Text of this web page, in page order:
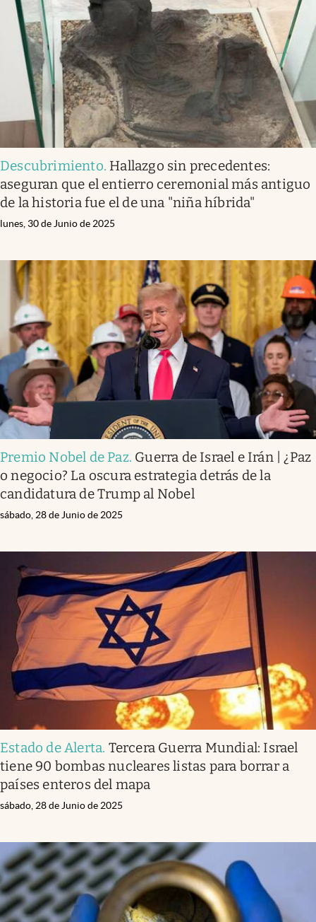
Descubrimiento. Hallazgo sin precedentes:
aseguran que el entierro ceremonial más antiguo
de la historia fue el de una "niña híbrida"
lunes, 30 de Junio de 2025
Premio Nobel de Paz. Guerra de Israel e Irán | ¿Paz
o negocio? La oscura estrategia detrás de la
candidatura de Trump al Nobel
sábado, 28 de Junio de 2025
Estado de Alerta. Tercera Guerra Mundial: Israel
tiene 90 bombas nucleares listas para borrar a
países enteros del mapa
sábado, 28 de Junio de 2025